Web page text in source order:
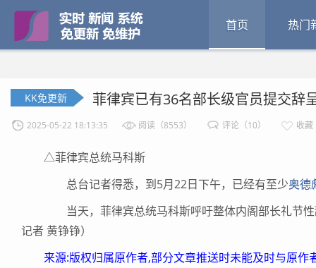
首页 热门
KK免更新 菲律宾已有36名部长级官员提交辞
2025-05-22 18:13:35 阅读（8553） 评论（10） 收藏
△菲律宾总统马科斯
总台记者得悉，到5月22日下午，已经有至少奥德
当天，菲律宾总统马科斯呼吁整体内阁部长礼节性
记者 黄铮铮）
来源:版权归属原作者,部分文章推送时未能及时与原